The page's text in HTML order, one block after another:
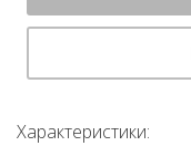
Характеристики: